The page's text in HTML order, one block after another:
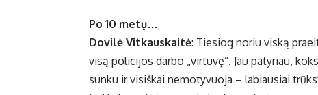
Po 10 metų…
Dovilė Vitkauskaitė: Tiesiog noriu viską
visą policijos darbo „virtuvę“. Jau patyriau,
sunku ir visiškai nemotyvuoja – labiausiai